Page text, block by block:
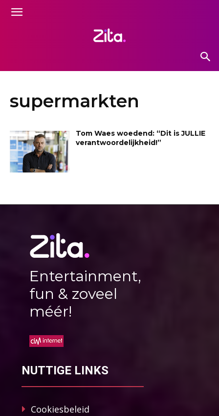
supermarkten
Tom Waes woedend: “Dit is JULLIE
verantwoordelijkheid!”
Entertainment,
fun & zoveel
méér!
NUTTIGE LINKS
Cookiesbeleid